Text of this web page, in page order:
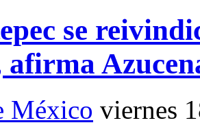
se
afirma
México viernes